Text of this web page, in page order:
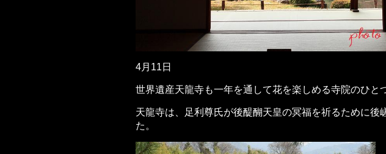
4月11日
世界遺産天龍寺も一年を通して花を楽しめる寺院のひと
天龍寺は、足利尊氏が後醍醐天皇の冥福を祈るために後
た。